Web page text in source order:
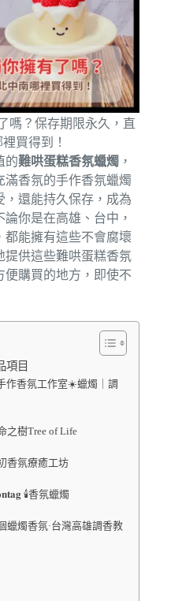
嗎？保存期限永久，直
買得到！
的難哄蛋糕香氛蠟燭 ，
滿香氛的手作香氛蠟燭
，還能持久保存，成為
你是在高雄、台中，
都能擁有這些不會腐壞
提供這些難哄蛋糕香氛
便購買的地方，即使不
項目
作香氛工作室☀️蠟燭｜調
之樹Tree of Life
香氛療癒工坊
🕯️香氛蠟燭
蠟燭香氛·台灣高雄調香教